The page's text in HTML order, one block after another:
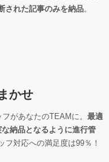
された記事のみを納品。
かせ
があなたのTEAMに。 最適
納品となるように進行管
対応への満足度は99％！